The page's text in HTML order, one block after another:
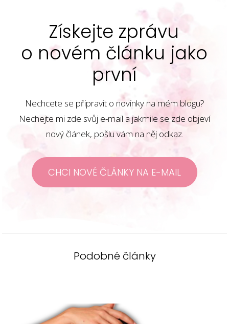
Získejte zprávu
o novém článku jako
první
Nechcete se připravit o novinky na mém blogu?
Nechejte mi zde svůj e-mail a jakmile se zde objeví
nový článek, pošlu vám na něj odkaz.
CHCI NOVÉ ČLÁNKY NA E-MAIL
Podobné články